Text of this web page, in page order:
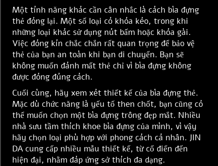
Một tính năng khác cần cân nhắc là cách bìa đựng
thẻ đóng lại. Một số loại có khóa kéo, trong khi
những loại khác sử dụng nút bấm hoặc khóa gài.
Việc đóng kín chắc chắn rất quan trọng để bảo vệ
thẻ của bạn an toàn khi bạn di chuyển. Bạn sẽ
không muốn đánh mất thẻ chỉ vì bìa đựng không
được đóng đúng cách.
Cuối cùng, hãy xem xét thiết kế của bìa đựng thẻ.
Mặc dù chức năng là yếu tố then chốt, bạn cũng có
thể muốn chọn một bìa đựng trông đẹp mắt. Nhiều
nhà sưu tầm thích khoe bìa đựng của mình, vì vậy
hãy chọn loại phù hợp với phong cách cá nhân. JIN
DA cung cấp nhiều mẫu thiết kế, từ cổ điển đến
hiện đại, nhằm đáp ứng sở thích đa dạng.